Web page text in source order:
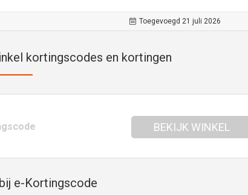
Toegevoegd 21 juli 2026
kortingscodes en kortingen
BEKIJK WINKEL
e-Kortingscode